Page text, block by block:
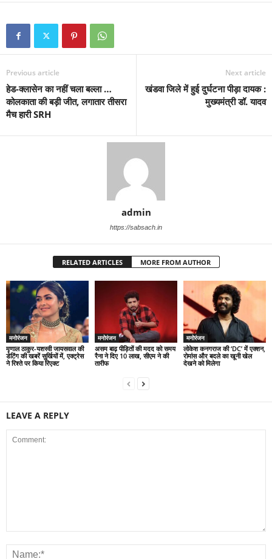
Previous article
हेड-क्लासेन का नहीं चला बल्ला …
कोलकाता की बड़ी जीत, लगातार तीसरा
मैच हारी SRH
Next article
खंडवा जिले में हुई दुर्घटना पीड़ा दायक :
मुख्यमंत्री डॉ. यादव
admin
https://sabsach.in
RELATED ARTICLES MORE FROM AUTHOR
मनोरंजन
मृणाल ठाकुर-यशस्वी जायसवाल की
डेटिंग की खबरें सुर्खियों में, एक्ट्रेस
ने रिश्ते पर किया रिएक्ट
मनोरंजन
असम बाढ़ पीड़ितों की मदद को समय
रैना ने दिए 10 लाख, सीएम ने की
तारीफ
मनोरंजन
लोकेश कनगराज की ‘DC’ में एक्शन,
रोमांस और बदले का खूनी खेल
देखने को मिलेगा
LEAVE A REPLY